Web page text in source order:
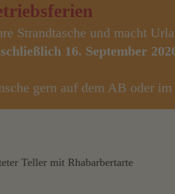
Strandtasche und macht
16. September
gern auf dem AB oder